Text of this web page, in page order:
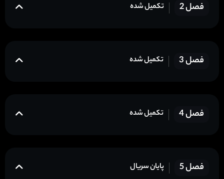
فصل 2 تکمیل شده
فصل 3 تکمیل شده
فصل 4 تکمیل شده
فصل 5 پایان سریال